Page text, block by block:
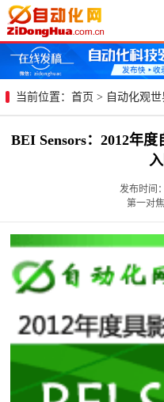
当前位置： 首页 > 自动化观世
BEI Sensors：2012年
发布时间
第一对焦